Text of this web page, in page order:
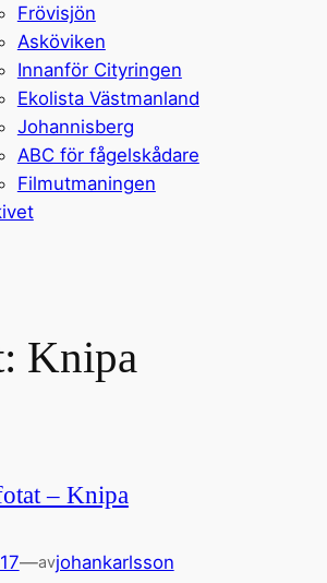
Frövisjön
Asköviken
Innanför Cityringen
Ekolista Västmanland
Johannisberg
ABC för fågelskådare
Filmutmaningen
Knipa
– Knipa
—avjohankarlsson